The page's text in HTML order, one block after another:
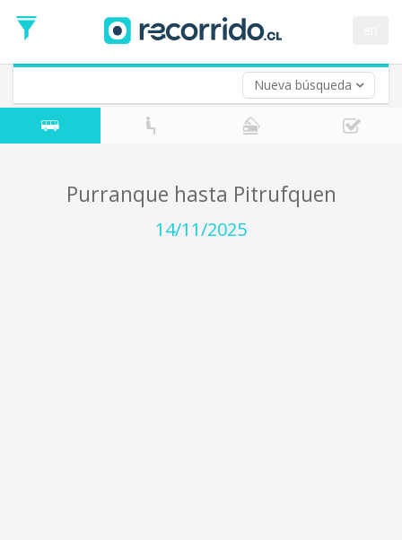
Nueva búsqueda
de
Ida
Vuelta (opcional)
Fecha
de
Purranque hasta Pitrufquen
14/11/2025